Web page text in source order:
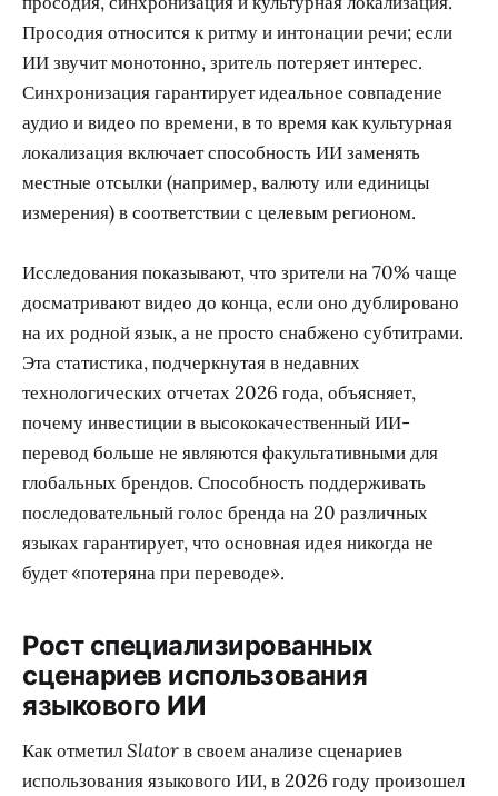
Просодия относится к ритму и интонации речи; если
ИИ звучит монотонно, зритель потеряет интерес.
Синхронизация гарантирует идеальное совпадение
аудио и видео по времени, в то время как культурная
локализация включает способность ИИ заменять
местные отсылки (например, валюту или единицы
измерения) в соответствии с целевым регионом.
Исследования показывают, что зрители на 70% чаще
досматривают видео до конца, если оно дублировано
на их родной язык, а не просто снабжено субтитрами.
Эта статистика, подчеркнутая в недавних
технологических отчетах 2026 года, объясняет,
почему инвестиции в высококачественный ИИ-
перевод больше не являются факультативными для
глобальных брендов. Способность поддерживать
последовательный голос бренда на 20 различных
языках гарантирует, что основная идея никогда не
будет «потеряна при переводе».
Рост специализированных
сценариев использования
языкового ИИ
Как отметилSlatorв своем анализе сценариев
использования языкового ИИ, в 2026 году произошел